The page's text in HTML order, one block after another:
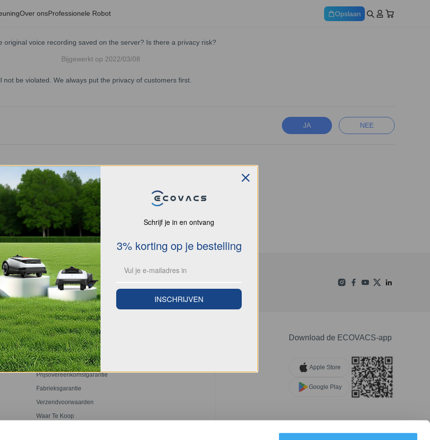
Over onsProfessionele Robot Opslaan
original voice recording saved on the server? Is there a privacy risk?
Bijgewerkt op 2022/03/08
be violated. We always put the privacy of customers first.
JA NEE
ONDERSTEUNING
Ondersteuningscentrum
Prijsovereenkomstgarantie
Fabrieksgarantie
Verzendvoorwaarden
Waar Te Koop
Download de ECOVACS-app
Apple Store
Google Play
Schrijf je in en ontvang
3% korting op je bestelling
INSCHRIJVEN